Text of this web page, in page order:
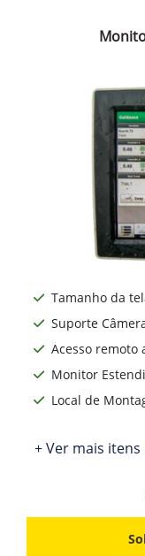
Tamanho da
Suporte
Acesso remoto
Monitor
Local de
+ Ver mais